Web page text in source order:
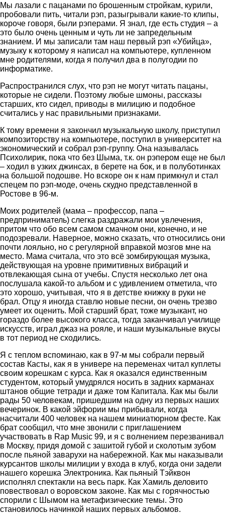
Мы лазали с пацанами по брошенным стройкам, курили,
пробовали пить, читали рэп, разыгрывали какие‑то клипы,
короче говоря, были рэперами. Я знал, где есть студия – а
это было очень ценным и чуть ли не запредельным
знанием. И мы записали там наш первый рэп «Убийца»,
музыку к которому я написал на компьютере, купленном
мне родителями, когда я получил два в полугодии по
информатике.
Распространился слух, что рэп не могут читать пацаны,
которые не сидели. Поэтому любые шмоны, рассказы
старших, кто сидел, приводы в милицию и подобное
считались у нас правильными признаками.
К тому времени я закончил музыкальную школу, приступил
композиторству на компьютере, поступил в университет на
экономический и собрал рэп‑группу. Она называлась
Психолирик, пока что без Шыма, т.к. он рэпером еще не был
– ходил в узких джинсах, в берете на бок, и в полуботинках
на большой подошве. Но вскоре он к нам примкнул и стал
спецем по рэп‑моде, очень скудно представленной в
Ростове в 96-м.
Моих родителей (мама – профессор, папа –
предприниматель) слегка раздражали мои увлечения,
притом что обо всем самом смачном они, конечно, и не
подозревали. Наверное, можно сказать, что относились они
почти лояльно, но с регулярной вправкой мозгов мне на
место. Мама считала, что это всё зомбирующая музыка,
действующая на уровне примитивных вибраций и
отвлекающая сына от учебы. Спустя несколько лет она
послушала какой‑то альбом и с удивлением отметила, что
это хорошо, учитывая, что я в детстве книжку в руки не
брал. Отцу я иногда ставлю новые песни, он очень трезво
умеет их оценить. Мой старший брат, тоже музыкант, но
гораздо более высокого класса, тогда заканчивал училище
искусств, играл джаз на рояле, и наши музыкальные вкусы
в тот период не сходились.
Я с теплом вспоминаю, как в 97-м мы собрали первый
состав Касты, как я в универе на переменах читал куплеты
своим корешкам с курса. Как я оказался единственным
студентом, который умудрялся носить в задних карманах
штанов общие тетради и даже том Капитала. Как мы были
рады 50 человекам, пришедшим на одну из первых наших
вечеринок. В какой эйфории мы прибывали, когда
насчитали 400 человек на нашем миниатюрном фесте. Как
брат сообщил, что мне звонили с приглашением
участвовать в Rap Music 99, и я с волнением перезванивал
в Москву, придя домой с зашитой губой и сколотым зубом
после пьяной заварухи на набережной. Как мы наказывали
курсантов школы милиции у входа в клуб, когда они задели
нашего корешка Электроника. Как пьяный Тэйквон
исполнял спектакли на весь парк. Как Хамиль деловито
повествовал о воровском законе. Как мы с горячностью
спорили с Шымом на метафизические темы. Это
становилось начинкой наших первых альбомов.